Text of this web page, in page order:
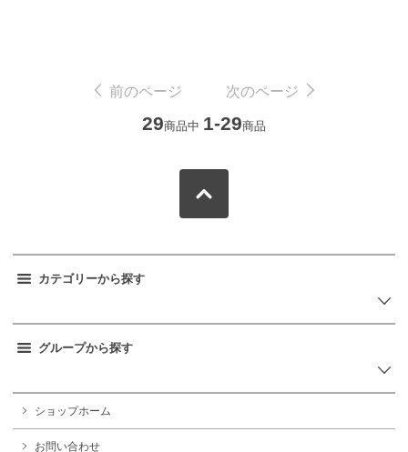
前のページ 次のページ
29商品中 1-29商品
カテゴリーから探す
グループから探す
ショップホーム
お問い合わせ